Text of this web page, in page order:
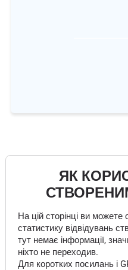
ЯК
На цій сторінці ви
статистику відвідувань
тут немає інформації,
ніхто не переходив.
Для коротких посилань і